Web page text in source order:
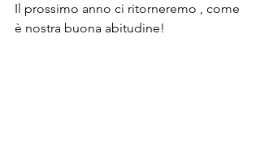
Il prossimo anno ci ritorneremo , come
è nostra buona abitudine!